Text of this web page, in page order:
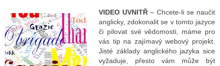
RÁDIÍ
RÁDIÍ
VYSÍLAČE
VIDEO UVNITŘ – Chcete-li se naučit
anglicky, zdokonalit se v tomto jazyce
či pilovat své vědomosti, máme pro
vás tip na zajímavý webový projekt.
Jisté základy anglického jazyka sice
vyžaduje, přesto vám může být